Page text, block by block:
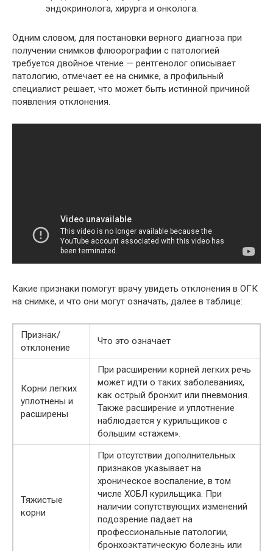
эндокринолога, хирурга и онколога.
Одним словом, для постановки верного диагноза при
получении снимков флюорографии с патологией
требуется двойное чтение — рентгенолог описывает
патологию, отмечает ее на снимке, а профильный
специалист решает, что может быть истинной причиной
появления отклонения.
Какие признаки помогут врачу увидеть отклонения в ОГК
на снимке, и что они могут означать, далее в таблице:
Признак/
отклонение
Что это означает
Корни легких
уплотнены и
расширены
При расширении корней легких речь
может идти о таких заболеваниях,
как острый бронхит или пневмония.
Также расширение и уплотнение
наблюдается у курильщиков с
большим «стажем».
Тяжистые
корни
При отсутствии дополнительных
признаков указывает на
хроническое воспаление, в том
числе ХОБЛ курильщика. При
наличии сопутствующих изменений
подозрение падает на
профессиональные патологии,
бронхоэктатическую болезнь или